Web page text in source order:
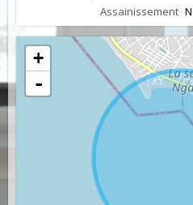
Assainissement
+
-